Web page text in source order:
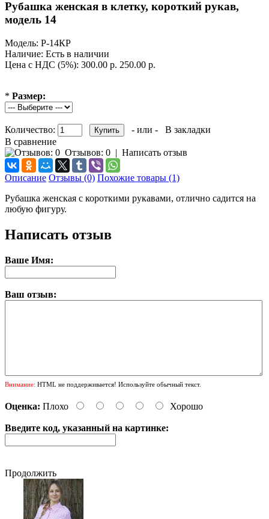
Рубашка женская в клетку, короткий рукав,
модель 14
Модель: Р-14КР
Наличие: Есть в наличии
Цена с НДС (5%): 300.00 р. 250.00 р.
* Размер:
Количество: - или -
В закладки
В сравнение
Отзывов: 0 | Написать отзыв
Описание Отзывы (0) Похожие товары (1)
Рубашка женская с короткими рукавами, отлично садится на
любую фигуру.
Написать отзыв
Ваше Имя:
Ваш отзыв:
Внимание: HTML не поддерживается! Используйте обычный текст.
Оценка: Плохо Хорошо
Введите код, указанный на картинке:
Продолжить